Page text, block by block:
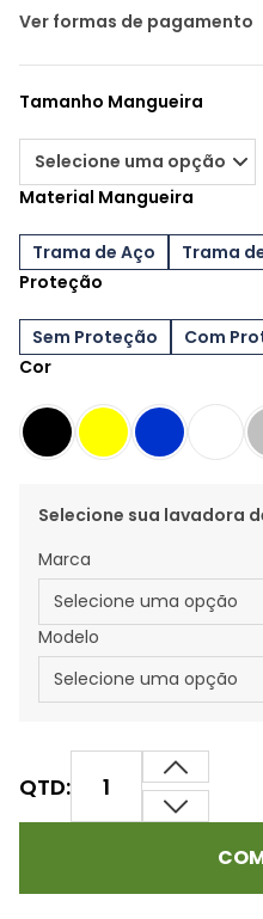
Ver formas de pagamento
Tamanho Mangueira
Material Mangueira
Trama de Aço
Trama
Proteção
Sem Proteção
Com
Cor
QTD:
Selecione sua lavadora
Marca
Modelo